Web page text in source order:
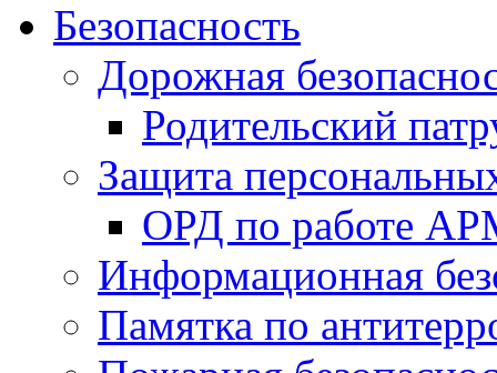
Безопасность
Дорожная
Родительский
Защита
ОРД по работе
Информационная
Памятка по